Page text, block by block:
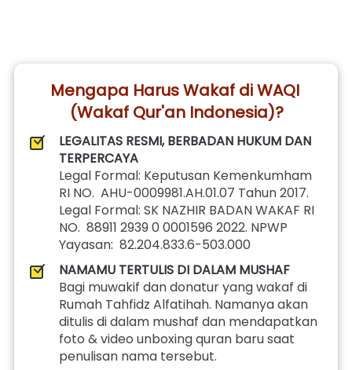
Mengapa Harus Wakaf di WAQI
(Wakaf Qur'an Indonesia)?
LEGALITAS RESMI, BERBADAN HUKUM DAN
TERPERCAYA
Legal Formal: Keputusan Kemenkumham
RI NO.  AHU-0009981.AH.01.07 Tahun 2017.
Legal Formal: SK NAZHIR BADAN WAKAF RI
NO.  88911 2939 0 0001596 2022. NPWP
Yayasan:  82.204.833.6-503.000
NAMAMU TERTULIS DI DALAM MUSHAF
Bagi muwakif dan donatur yang wakaf di
Rumah Tahfidz Alfatihah. Namanya akan
ditulis di dalam mushaf dan mendapatkan
foto & video unboxing quran baru saat
penulisan nama tersebut.